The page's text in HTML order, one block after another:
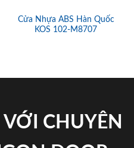
Cửa Nhựa ABS Hàn Quốc
KOS 102-M8707
CHUYÊN